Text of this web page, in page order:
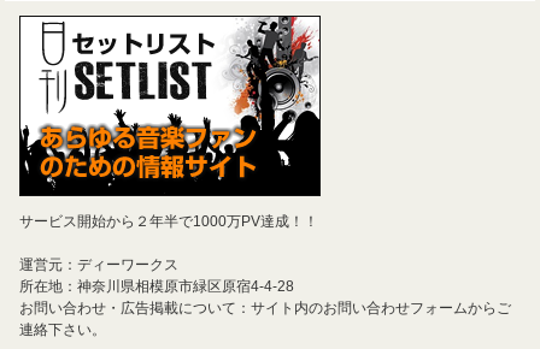
サービス開始から２年半で1000万PV達成！！
運営元：ディーワークス
所在地：神奈川県相模原市緑区原宿4-4-28
お問い合わせ・広告掲載について：サイト内のお問い合わせフォームからご
連絡下さい。